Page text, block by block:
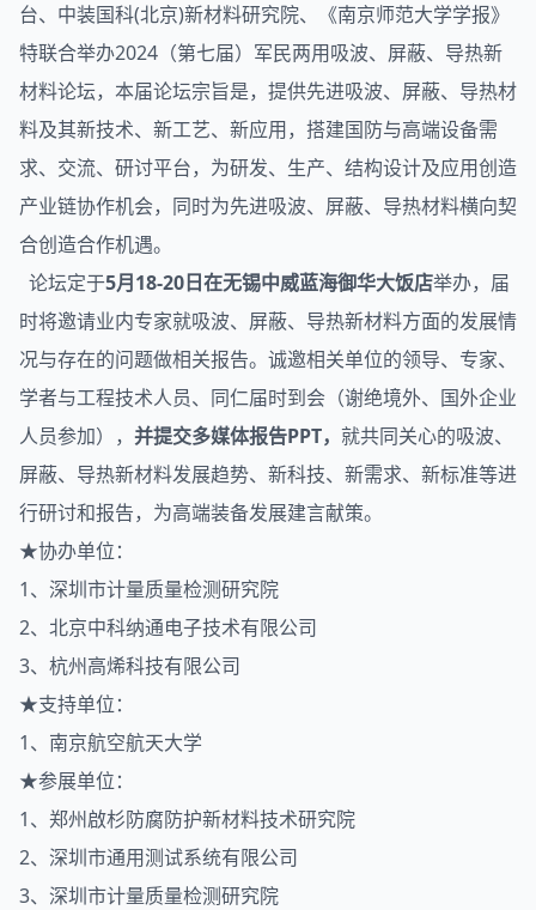
台、中装国科(北京)新材料研究院、《南京师范大学学报》
特联合举办2024（第七届）军民两用吸波、 屏蔽、 导热新
材料论坛，本届论坛宗旨是，提供先进吸波、屏蔽、导热材
料及其新技术、新工艺、新应用，搭建国防与高端设备需
求、交流、研讨平台，为研发、生产、结构设计及应用创造
产业链协作机会，同时为先进吸波、屏蔽、导热材料横向契
合创造合作机遇。
论坛定于5月18-20日在无锡中威蓝海御华大饭店举办，届
时将邀请业内专家就吸波、屏蔽、导热新材料方面的发展情
况与存在的问题做相关报告。诚邀相关单位的领导、专家、
学者与工程技术人员、同仁届时到会（谢绝境外、国外企业
人员参加）， 并提交多媒体报告PPT， 就共同关心的吸波、
屏蔽、导热新材料发展趋势、新科技、新需求、新标准等进
行研讨和报告，为高端装备发展建言献策。
★协办单位：
1、深圳市计量质量检测研究院
2、北京中科纳通电子技术有限公司
3、杭州高烯科技有限公司
★支持单位：
1、南京航空航天大学
★参展单位：
1、郑州啟杉防腐防护新材料技术研究院
2、深圳市通用测试系统有限公司
3、深圳市计量质量检测研究院